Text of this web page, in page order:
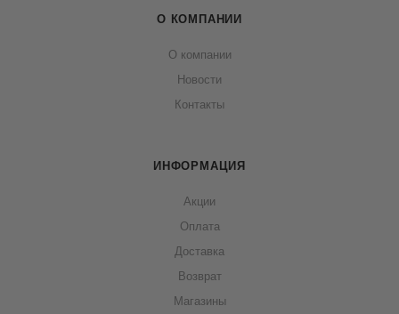
О КОМПАНИИ
О компании
Новости
Контакты
ИНФОРМАЦИЯ
Акции
Оплата
Доставка
Возврат
Магазины